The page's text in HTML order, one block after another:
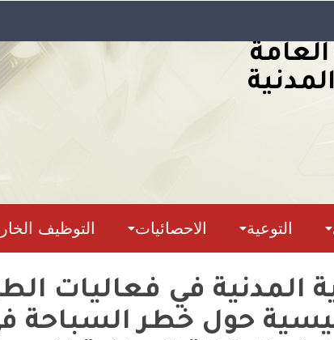
العامة
التوعية الاحصائيات التوظيف
المدنية في فعاليات
حول خطر